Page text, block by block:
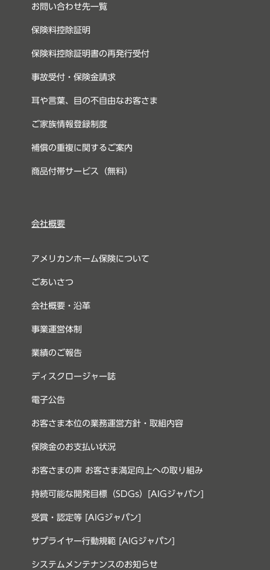
お問い合わせ先一覧
保険料控除証明
保険料控除証明書の再発行受付
事故受付・保険金請求
耳や言葉、目の不自由なお客さま
ご家族情報登録制度
補償の重複に関するご案内
商品付帯サービス（無料）
会社概要
アメリカンホーム保険について
ごあいさつ
会社概要・沿革
事業運営体制
業績のご報告
ディスクロージャー誌
電子公告
お客さま本位の業務運営方針・取組内容
保険金のお支払い状況
お客さまの声 お客さま満足向上への取り組み
持続可能な開発目標（SDGs）[AIGジャパン]
受賞・認定等 [AIGジャパン]
サプライヤー行動規範 [AIGジャパン]
システムメンテナンスのお知らせ